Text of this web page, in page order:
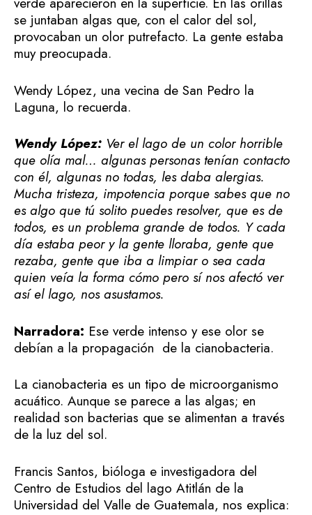
se juntaban algas que, con el calor del sol,
provocaban un olor putrefacto. La gente estaba
muy preocupada.
Wendy López, una vecina de San Pedro la
Laguna, lo recuerda.
Wendy López: Ver el lago de un color horrible
que olía mal… algunas personas tenían contacto
con él, algunas no todas, les daba alergias.
Mucha tristeza, impotencia porque sabes que no
es algo que tú solito puedes resolver, que es de
todos, es un problema grande de todos. Y cada
día estaba peor y la gente lloraba, gente que
rezaba, gente que iba a limpiar o sea cada
quien veía la forma cómo pero sí nos afectó ver
así el lago, nos asustamos.
Narradora: Ese verde intenso y ese olor se
debían a la propagación de la cianobacteria.
La cianobacteria es un tipo de microorganismo
acuático. Aunque se parece a las algas; en
realidad son bacterias que se alimentan a través
de la luz del sol.
Francis Santos, bióloga e investigadora del
Centro de Estudios del lago Atitlán de la
Universidad del Valle de Guatemala, nos explica: